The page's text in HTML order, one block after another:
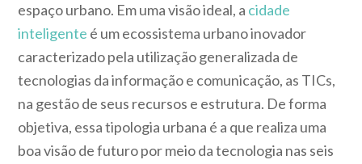
espaço urbano. Em uma visão ideal, a cidade
inteligente é um ecossistema urbano inovador
caracterizado pela utilização generalizada de
tecnologias da informação e comunicação, as TICs,
na gestão de seus recursos e estrutura. De forma
objetiva, essa tipologia urbana é a que realiza uma
boa visão de futuro por meio da tecnologia nas seis